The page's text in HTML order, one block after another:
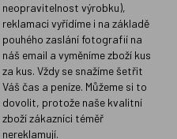
neopravitelnost výrobku),
reklamaci vyřídíme i na základě
pouhého zaslání fotografií na
náš email a vyměníme zboží kus
za kus. Vždy se snažíme šetřit
Váš čas a peníze. Můžeme si to
dovolit, protože naše kvalitní
zboží zákazníci téměř
nereklamují.